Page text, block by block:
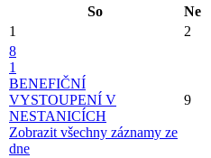
So
Ne
1 2
8
1
BENEFIČNÍ
VYSTOUPENÍ V
NESTANICÍCH
Zobrazit všechny záznamy ze
dne
9